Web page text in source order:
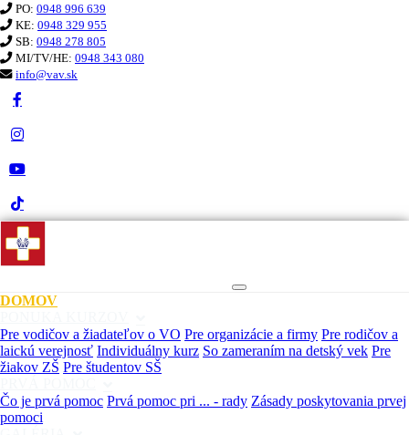
PO: 0948 996 639
KE: 0948 329 955
SB: 0948 278 805
MI/TV/HE: 0948 343 080
info@vav.sk
DOMOV
Pre vodičov a žiadateľov o VO Pre organizácie a firmy Pre rodičov a
laickú verejnosť Individuálny kurz So zameraním na detský vek Pre
žiakov ZŠ Pre študentov SŠ
Čo je prvá pomoc Prvá pomoc pri ... - rady Zásady poskytovania prvej
pomoci